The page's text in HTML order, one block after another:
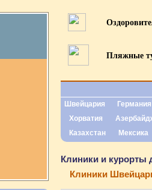
Пляжные
Швейцария
Германия
Хорватия
Казахстан
Мексика
Клиники и курорты
Клиники